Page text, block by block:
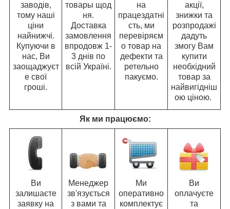
заводів,
тому наші
ціни
найнижчі.
Купуючи в
нас, Ви
заощаджуєт
е свої
гроші.
товары щод
ня.
Доставка
замовлення
впродовж 1-
3 днів по
всій Україні.
на
працездатні
сть, ми
перевіряєм
о товар на
дефекти та
ретельно
пакуємо.
акції,
знижки та
розпродажі
дадуть
змогу Вам
купити
необхідний
товар за
найвигідніш
ою ціною.
Як ми працюємо:
Ви
залишаєте
заявку на
Менеджер
зв'язується
з вами та
Ми
оперативно
комплектує
Ви
оплачуєте
та